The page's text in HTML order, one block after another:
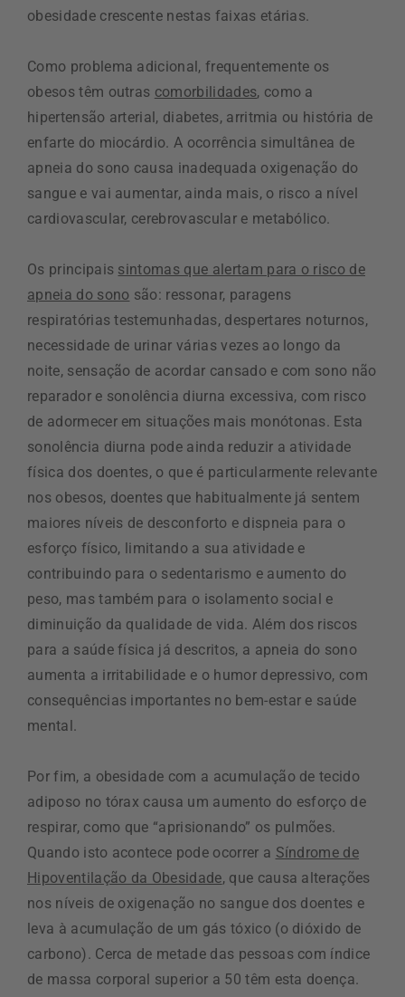
obesidade crescente nestas faixas etárias.
Como problema adicional, frequentemente os
obesos têm outras comorbilidades, como a
hipertensão arterial, diabetes, arritmia ou história de
enfarte do miocárdio. A ocorrência simultânea de
apneia do sono causa inadequada oxigenação do
sangue e vai aumentar, ainda mais, o risco a nível
cardiovascular, cerebrovascular e metabólico.
Os principais sintomas que alertam para o risco de
apneia do sono são: ressonar, paragens
respiratórias testemunhadas, despertares noturnos,
necessidade de urinar várias vezes ao longo da
noite, sensação de acordar cansado e com sono não
reparador e sonolência diurna excessiva, com risco
de adormecer em situações mais monótonas. Esta
sonolência diurna pode ainda reduzir a atividade
física dos doentes, o que é particularmente relevante
nos obesos, doentes que habitualmente já sentem
maiores níveis de desconforto e dispneia para o
esforço físico, limitando a sua atividade e
contribuindo para o sedentarismo e aumento do
peso, mas também para o isolamento social e
diminuição da qualidade de vida. Além dos riscos
para a saúde física já descritos, a apneia do sono
aumenta a irritabilidade e o humor depressivo, com
consequências importantes no bem-estar e saúde
mental.
Por fim, a obesidade com a acumulação de tecido
adiposo no tórax causa um aumento do esforço de
respirar, como que “aprisionando” os pulmões.
Quando isto acontece pode ocorrer a Síndrome de
Hipoventilação da Obesidade, que causa alterações
nos níveis de oxigenação no sangue dos doentes e
leva à acumulação de um gás tóxico (o dióxido de
carbono). Cerca de metade das pessoas com índice
de massa corporal superior a 50 têm esta doença.